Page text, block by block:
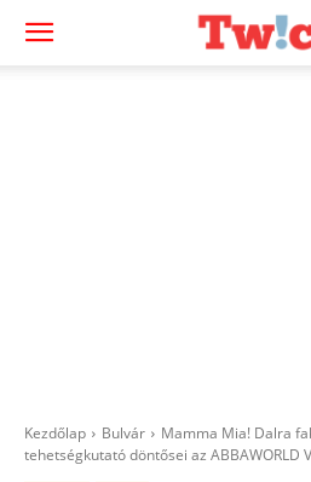
Kezdőlap Bulvár
Mamma Mia! Dalra
tehetségkutató döntősei az ABBAWORLD